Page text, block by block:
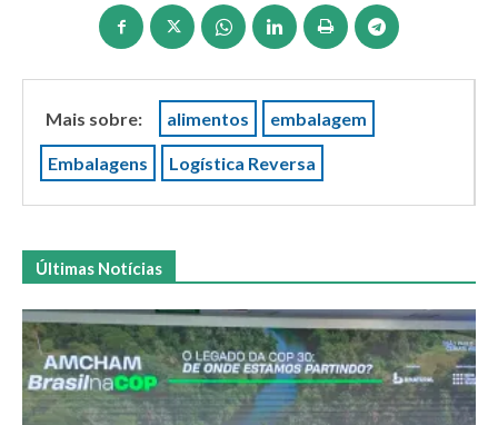
Mais sobre: alimentos embalagem
Embalagens Logística Reversa
Últimas Notícias